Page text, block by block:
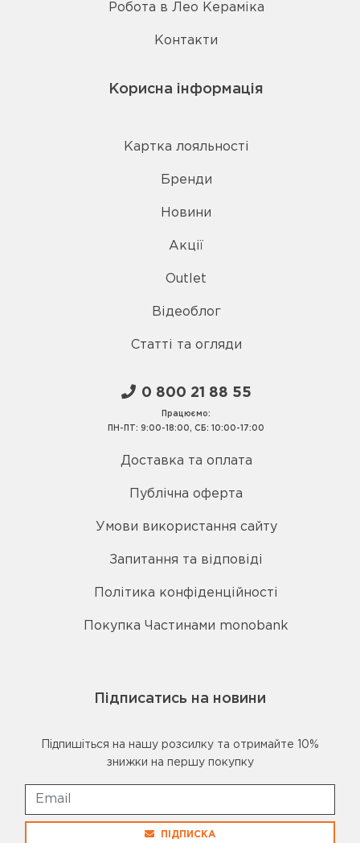
Робота в Лео Кераміка
Контакти
Корисна інформація
Картка лояльності
Бренди
Новини
Акції
Outlet
Відеоблог
Статті та огляди
0 800 21 88 55
Працюємо:
ПН-ПТ: 9:00-18:00, СБ: 10:00-17:00
Доставка та оплата
Публічна оферта
Умови використання сайту
Запитання та відповіді
Політика конфіденційності
Покупка Частинами monobank
Підписатись на новини
Підпишіться на нашу розсилку та отримайте 10%
знижки на першу покупку
ПІДПИСКА